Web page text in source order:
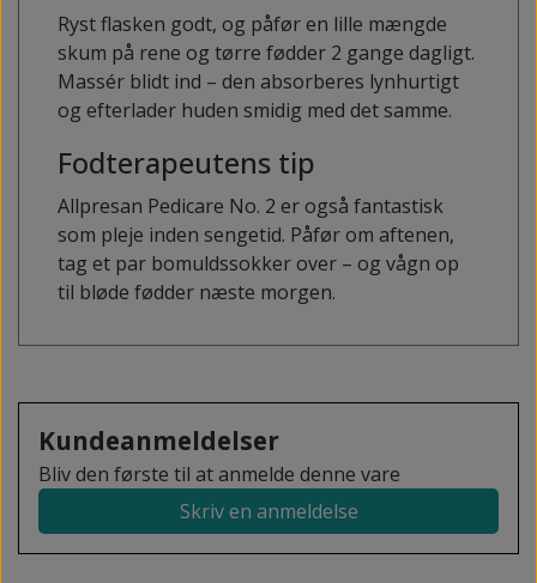
Ryst flasken godt, og påfør en lille mængde
skum på rene og tørre fødder 2 gange dagligt.
Massér blidt ind – den absorberes lynhurtigt
og efterlader huden smidig med det samme.
Fodterapeutens tip
Allpresan Pedicare No. 2 er også fantastisk
som pleje inden sengetid. Påfør om aftenen,
tag et par bomuldssokker over – og vågn op
til bløde fødder næste morgen.
Kundeanmeldelser
Bliv den første til at anmelde denne vare
Skriv en anmeldelse